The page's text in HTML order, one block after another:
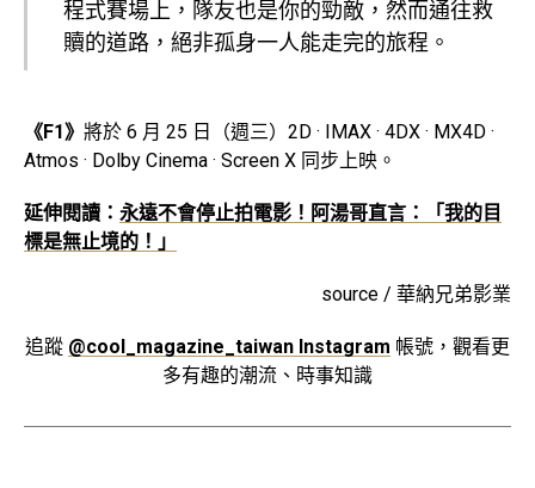
程式賽場上，隊友也是你的勁敵，然而通往救
贖的道路，絕非孤身一人能走完的旅程。
《F1》 將於 6 月 25 日（週三）2D · IMAX · 4DX · MX4D ·
Atmos · Dolby Cinema · Screen X 同步上映。
延伸閱讀： 永遠不會停止拍電影！阿湯哥直言：「我的目
標是無止境的！」
source / 華納兄弟影業
追蹤 @cool_magazine_taiwan Instagram 帳號，觀看更
多有趣的潮流、時事知識